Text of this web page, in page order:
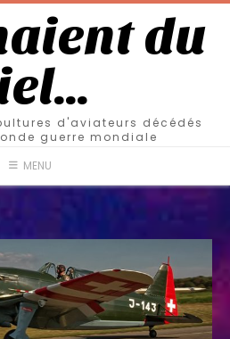
du
d'aviateurs décédés
guerre mondiale
MENU